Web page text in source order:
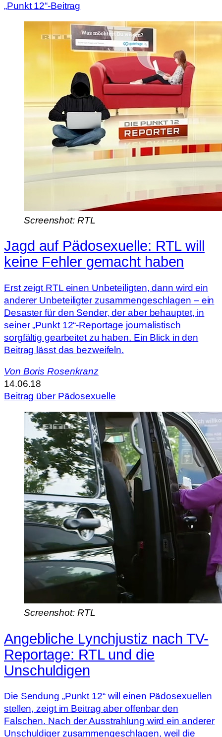
„Punkt 12“-Beitrag
Screenshot: RTL
Jagd auf Pädosexuelle: RTL will
keine Fehler gemacht haben
Erst zeigt RTL einen Unbeteiligten, dann wird ein
anderer Unbeteiligter zusammengeschlagen – ein
Desaster für den Sender, der aber behauptet, in
seiner „Punkt 12“-Reportage journalistisch
sorgfältig gearbeitet zu haben. Ein Blick in den
Beitrag lässt das bezweifeln.
Von Boris Rosenkranz
14.06.18
Beitrag über Pädosexuelle
Screenshot: RTL
Angebliche Lynchjustiz nach TV-
Reportage: RTL und die
Unschuldigen
Die Sendung „Punkt 12“ will einen Pädosexuellen
stellen, zeigt im Beitrag aber offenbar den
Falschen. Nach der Ausstrahlung wird ein anderer
Unschuldiger zusammengeschlagen, weil die